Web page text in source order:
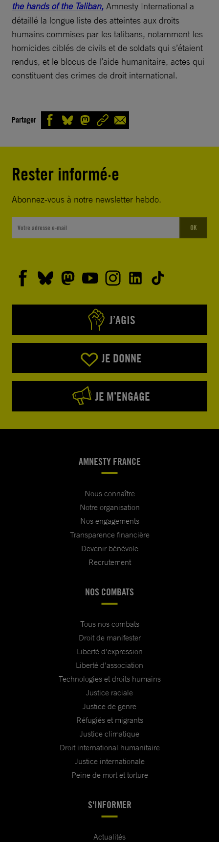
the hands of the Taliban, Amnesty International a
détaillé la longue liste des atteintes aux droits
humains commises par les talibans, notamment les
homicides ciblés de civils et de soldats qui s’étaient
rendus, et le blocus de l’aide humanitaire, actes qui
constituent des crimes de droit international.
Partager
Rester informé·e
Abonnez-vous à notre newsletter hebdo.
OK
J’AGIS
JE DONNE
JE M’ENGAGE
AMNESTY FRANCE
Nous connaître
Notre organisation
Nos engagements
Transparence financière
Devenir bénévole
Recrutement
NOS COMBATS
Tous nos combats
Droit de manifester
Liberté d'expression
Liberté d'association
Technologies et droits humains
Justice raciale
Justice de genre
Réfugiés et migrants
Justice climatique
Droit international humanitaire
Justice internationale
Peine de mort et torture
S'INFORMER
Actualités